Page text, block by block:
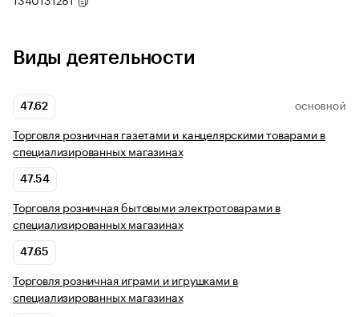
Виды деятельности
47.62 ОСНОВНОЙ
Торговля розничная газетами и канцелярскими товарами в
специализированных магазинах
47.54
Торговля розничная бытовыми электротоварами в
специализированных магазинах
47.65
Торговля розничная играми и игрушками в
специализированных магазинах